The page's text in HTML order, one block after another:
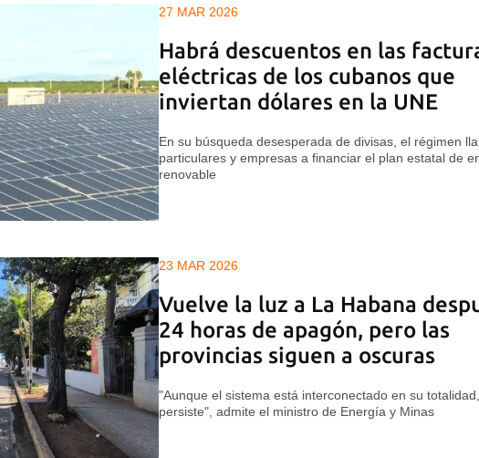
27 MAR 2026
Habrá descuentos en las
eléctricas de los cubanos que
inviertan dólares en la UNE
En su búsqueda desesperada de divisas, el régimen
particulares y empresas a financiar el plan estatal de
renovable
23 MAR 2026
Vuelve la luz a La Habana
24 horas de apagón, pero las
provincias siguen a oscuras
"Aunque el sistema está interconectado en su
persiste", admite el ministro de Energía y Minas